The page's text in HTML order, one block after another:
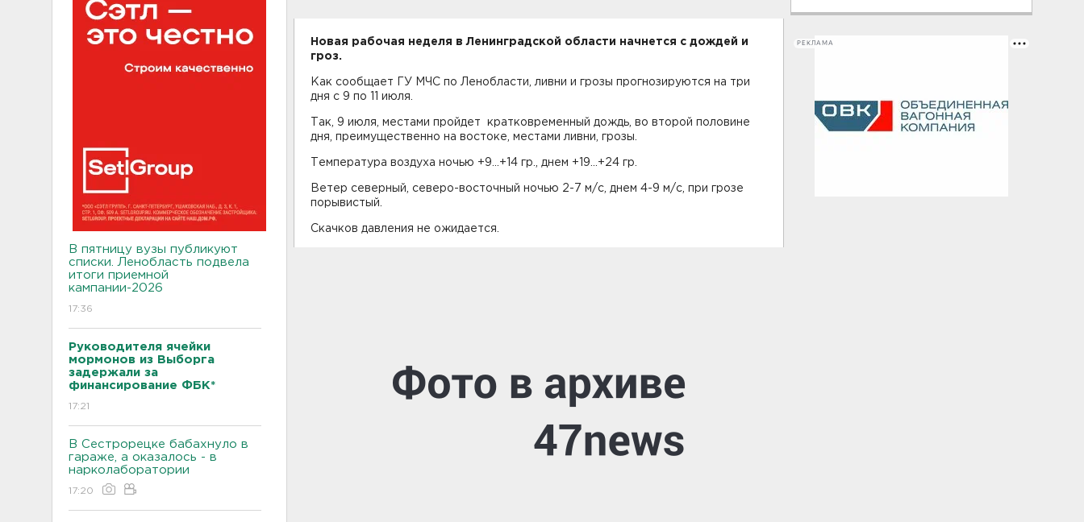
В пятницу вузы публикуют
списки. Ленобласть подвела
итоги приемной
кампании-2026
17:36
Руководителя ячейки
мормонов из Выборга
задержали за
финансирование ФБК*
17:21
В Сестрорецке бабахнуло в
гараже, а оказалось - в
нарколаборатории
17:20
Новая рабочая неделя в Ленинградской области начнется с дождей и
гроз.
Как сообщает ГУ МЧС по Ленобласти, ливни и грозы прогнозируются на три
дня с 9 по 11 июля.
Так, 9 июля, местами пройдет кратковременный дождь, во второй половине
дня, преимущественно на востоке, местами ливни, грозы.
Температура воздуха ночью +9...+14 гр., днем +19...+24 гр.
Ветер северный, северо-восточный ночью 2-7 м/с, днем 4-9 м/с, при грозе
порывистый.
Скачков давления не ожидается.
РЕКЛАМА